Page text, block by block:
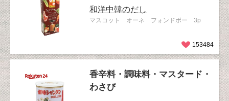
和洋中韓のだし
マスコット オーネ フォンドボー 3p
153484
香辛料・調味料・マスタード・
わさび